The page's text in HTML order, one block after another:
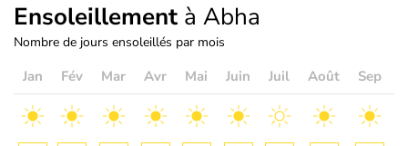
Ensoleillement à Abha
Nombre de jours ensoleillés par mois
Jan Fév Mar Avr Mai Juin Juil Août Sep